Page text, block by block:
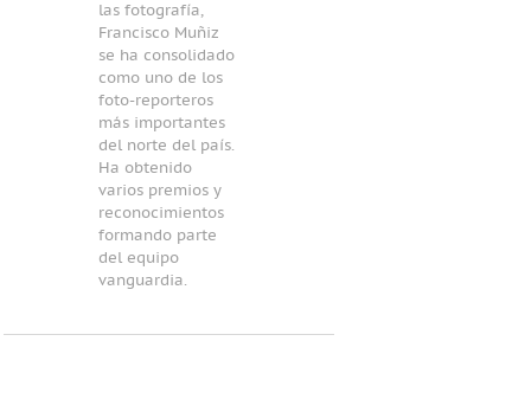
las fotografía,
Francisco Muñiz
se ha consolidado
como uno de los
foto-reporteros
más importantes
del norte del país.
Ha obtenido
varios premios y
reconocimientos
formando parte
del equipo
vanguardia.